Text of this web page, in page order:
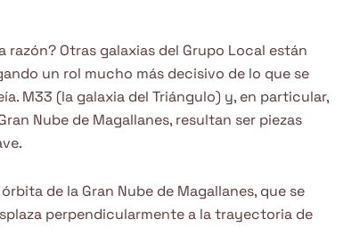
razón? Otras galaxias del Grupo Local están
un rol mucho más decisivo de lo que se
M33 (la galaxia del Triángulo) y, en particular,
Nube de Magallanes, resultan ser piezas
órbita de la Gran Nube de Magallanes, que se
perpendicularmente a la trayectoria de